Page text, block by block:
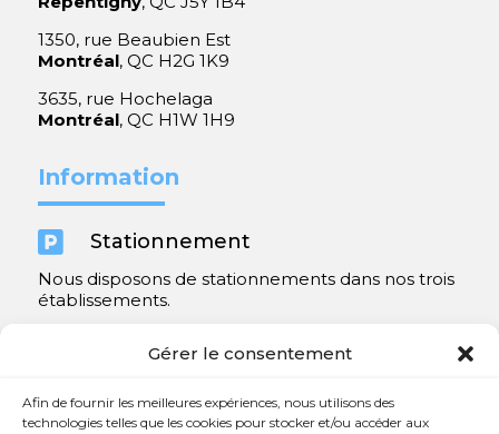
Gérer le consentement
Afin de fournir les meilleures expériences, nous utilisons des
technologies telles que les cookies pour stocker et/ou accéder aux
1350, rue Beaubien Est
Montréal, QC H2G 1K9
3635, rue Hochelaga
Montréal, QC H1W 1H9
Information
 Stationnement
Nous disposons de stationnements dans nos trois
établissements.
Contact